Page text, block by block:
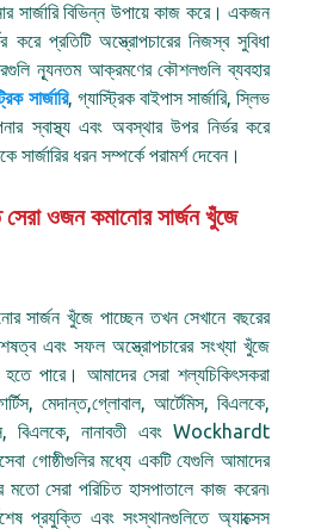
বিভিন্ন উপায়ে কাজ করে। একজন
করে প্রতিটি অস্ত্রোপচারের নিজস্ব সুবিধা
ন্যূনতম আক্রমণের কৌশলগুলি ব্যবহার
সার্জারি, গ্যাস্ট্রিক বাইপাস সার্জারি, স্লিভ
স্বাস্থ্য এবং অবস্থার উপর নির্ভর করে
ধরন সম্পর্কে পরামর্শ দেবেন।
ওজন কমানোর সার্জন খুঁজে
সার্জন খুঁজে পাচ্ছেন তখন সেখানে বছরের
এবং সফল অস্ত্রোপচারের সংখ্যা খুঁজে
হতে পারে। আমাদের সেরা শল্যচিকিৎসকরা
মেদান্ত,গ্লোবাল, আর্টেমিস, বিএলকে,
বিএলকে, নানাবতী এবং Wockhardt
গোষ্ঠীগুলির মধ্যে একটি যেগুলি আমাদের
সেরা পরিচিত হাসপাতালে কাজ করেন৷
প্রযুক্তি এবং সংস্থানগুলিতে অ্যাক্সেস